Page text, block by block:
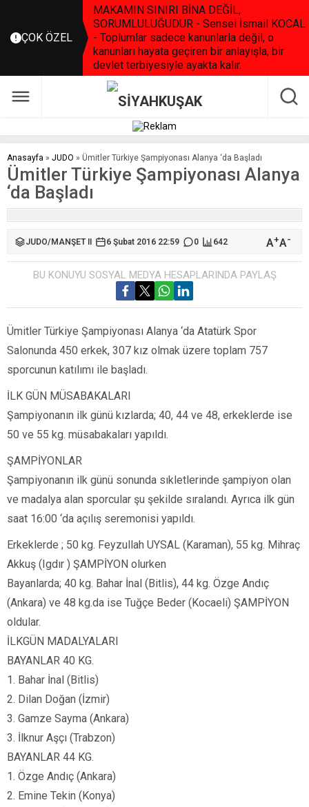
ÇOK ÖZEL
MAKAMIN SINIRI BİNA DEĞİL,
SORUMLULUĞUDUR - Sensei İsmail KOCAL
- Toplumlar sadece kanunlarla değil, o
kanunları hayata geçiren bir anlayışla, bir
devlet terbiyesiyle ayakta kalır.
Anasayfa » JUDO » Ümitler Türkiye Şampiyonası Alanya ‘da Başladı
Ümitler Türkiye Şampiyonası Alanya
‘da Başladı
JUDO/MANŞET II 6 Şubat 2016 22:59 0 642 A+A-
BU KONUYU SOSYAL MEDYA HESAPLARINDA PAYLAŞ
Ümitler Türkiye Şampiyonası Alanya ‘da Atatürk Spor
Salonunda 450 erkek, 307 kız olmak üzere toplam 757
sporcunun katılımı ile başladı.
İLK GÜN MÜSABAKALARI
Şampiyonanın ilk günü kızlarda; 40, 44 ve 48, erkeklerde ise
50 ve 55 kg. müsabakaları yapıldı.
ŞAMPİYONLAR
Şampiyonanın ilk günü sonunda sıkletlerinde şampiyon olan
ve madalya alan sporcular şu şekilde sıralandı. Ayrıca ilk gün
saat 16:00 ‘da açılış seremonisi yapıldı.
Erkeklerde ; 50 kg. Feyzullah UYSAL (Karaman), 55 kg. Mihraç
Akkuş (Igdır ) ŞAMPİYON olurken
Bayanlarda; 40 kg. Bahar İnal (Bitlis), 44 kg. Özge Andıç
(Ankara) ve 48 kg.da ise Tuğçe Beder (Kocaeli) ŞAMPİYON
oldular.
İLKGÜN MADALYALARI
BAYANLAR 40 KG.
1. Bahar İnal (Bitlis)
2. Dilan Doğan (İzmir)
3. Gamze Sayma (Ankara)
3. İlknur Aşçı (Trabzon)
BAYANLAR 44 KG.
1. Özge Andıç (Ankara)
2. Emine Tekin (Konya)